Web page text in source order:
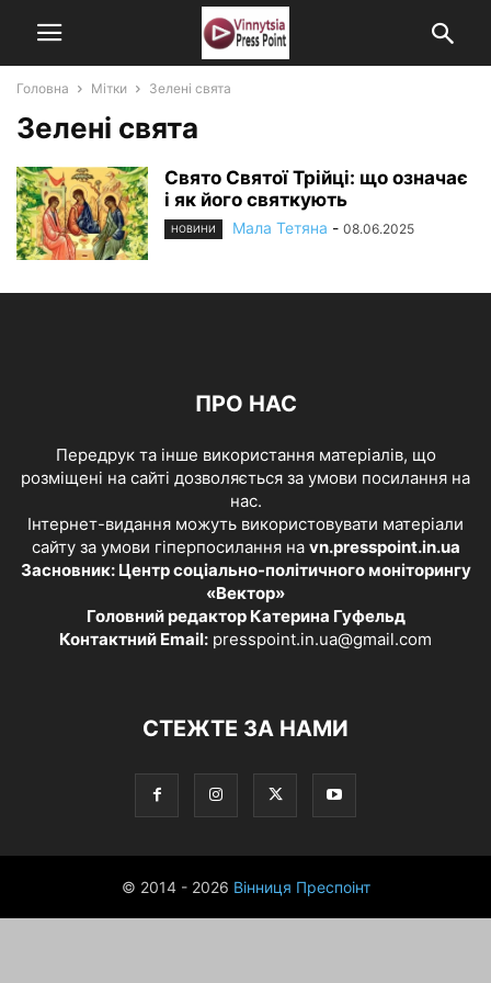
Головна Мітки Зелені свята
Зелені свята
Свято Святої Трійці: що означає
і як його святкують
НОВИНИ Мала Тетяна - 08.06.2025
ПРО НАС
Передрук та інше використання матеріалів, що
розміщені на сайті дозволяється за умови посилання на
нас.
Інтернет-видання можуть використовувати матеріали
сайту за умови гіперпосилання на vn.presspoint.in.ua
Засновник: Центр соціально-політичного моніторингу
«Вектор»
Головний редактор Катерина Гуфельд
Контактний Email: presspoint.in.ua@gmail.com
СТЕЖТЕ ЗА НАМИ
© 2014 - 2026 Вінниця Преспоінт